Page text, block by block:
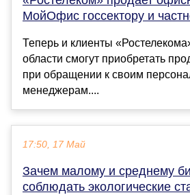
МойОфис госсектору и
Теперь и клиенты
области смогут приобретать
при обращении к своим
менеджерам....
17:50, 17 Май
Зачем малому и среднему
соблюдать экологические